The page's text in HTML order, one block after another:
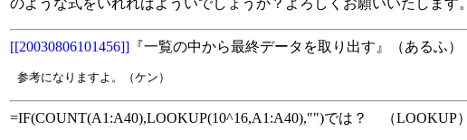
[[20030806101456]] 『一覧の中から最終データを取り出す』（あるふ）
=IF(COUNT(A1:A40),LOOKUP(10^16,A1:A40),"")では？ （LOOKUP）